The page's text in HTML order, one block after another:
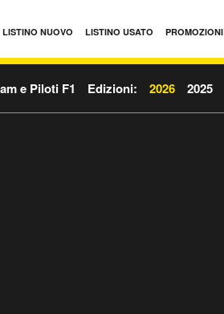
LISTINO NUOVO LISTINO USATO PROMOZIONI
e Piloti F1 Edizioni: 2026 2025